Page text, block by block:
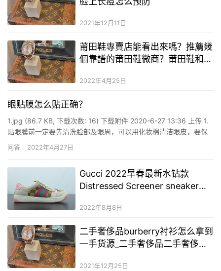
2021年12月11日
莆田鞋專賣店能看出來嗎？推薦幾
個靠譜的莆田鞋微商？莆田鞋和正
2022年4月25日
眼贴膜怎么贴正确？
1.jpg (86.7 KB, 下载次数: 16) 下载附件 2020-6-27 13:36 上传 1.
贴眼膜前一定要先清洗脸部及眼周，可以用化妆棉清洁眼皮，要保
持眼皮的洁净干爽，洗脸时候最好使用洗面奶来达到清洁效果。 2.
除了清洁外，贴眼膜前也要对眼周进行热敷，可以用热毛巾来进行
问答 2022年4月27日
Gucci 2022早春最新水钻款
Distressed Screener sneaker古
2022年8月8日
二手奢侈品burberry衬衫怎么拿到
一手货源_二手奢侈品二手奢侈品
2021年12月25日